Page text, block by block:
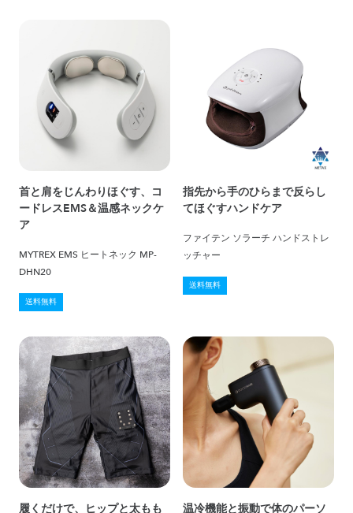
首と肩をじんわりほぐす、コ
ードレスEMS＆温感ネックケ
ア
MYTREX EMS ヒートネック MP-
DHN20
送料無料
指先から手のひらまで反らし
てほぐすハンドケア
ファイテン ソラーチ ハンドストレ
ッチャー
送料無料
履くだけで、ヒップと太もも
温冷機能と振動で体のパーソ